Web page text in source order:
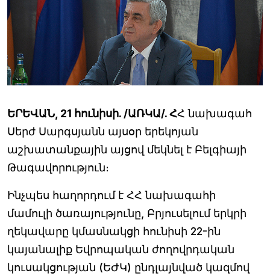
ԵՐԵՎԱՆ, 21 հունիսի. /ԱՌԿԱ/. ՀՀ նախագահ
Սերժ Սարգսյանն այսօր երեկոյան
աշխատանքային այցով մեկնել է Բելգիայի
Թագավորություն։
Ինչպես հաղորդում է ՀՀ նախագահի
մամուլի ծառայությունը, Բրյուսելում երկրի
ղեկավարը կմասնակցի հունիսի 22-ին
կայանալիք Եվրոպական ժողովրդական
կուսակցության (ԵԺԿ) ընդլայնված կազմով